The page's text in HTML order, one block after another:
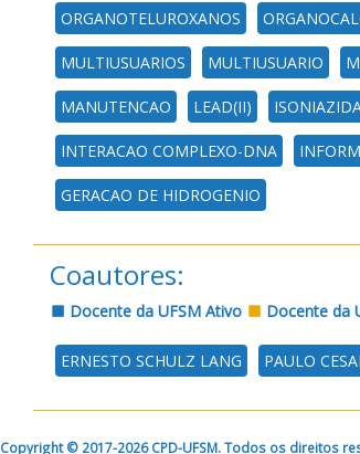
ORGANOTELUROXANOS
MULTIUSUARIOS MULTIUSUARIO
MANUTENCAO LEAD(II)
INTERACAO COMPLEXO-DNA
GERACAO DE HIDROGENIO
Coautores:
Docente da UFSM Ativo Docente da
ERNESTO SCHULZ LANG PAULO
Copyright © 2017-2026 CPD-UFSM. Todos os direitos